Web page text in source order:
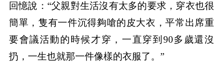
回憶說：“父親對生活沒有太多的要求，穿衣也很
簡單，隻有一件沉得夠嗆的皮大衣，平常出席重
要會議活動的時候才穿，一直穿到90多歲還沒
扔，一生也就那一件像樣的衣服了。”